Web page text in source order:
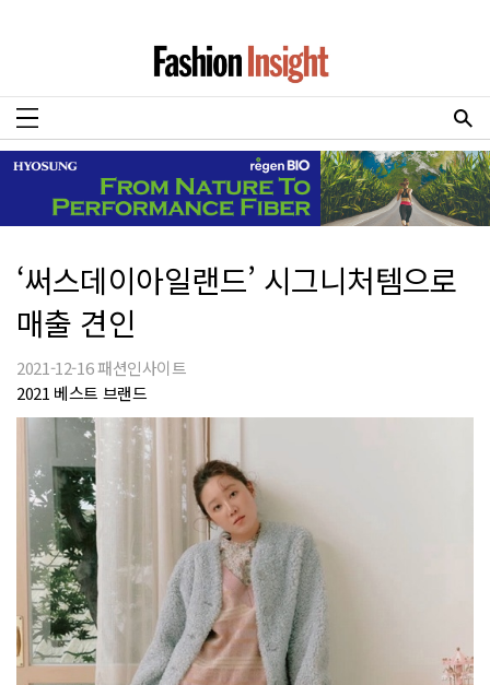
‘써스데이아일랜드’ 시그니처템으로
매출 견인
2021-12-16 패션인사이트
2021 베스트 브랜드